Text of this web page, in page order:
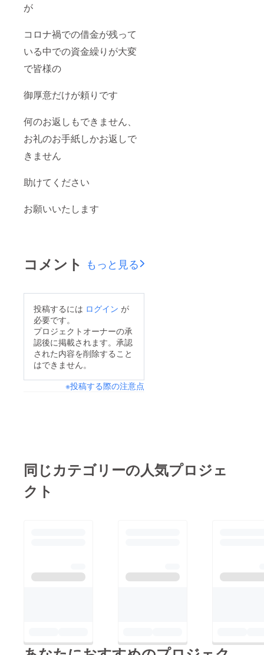
が
コロナ禍での借金が残って
いる中での資金繰りが大変
で皆様の
御厚意だけが頼りです
何のお返しもできません、
お礼のお手紙しかお返しで
きません
助けてください
お願いいたします
コメント もっと見る
投稿するには ログイン が
必要です。
プロジェクトオーナーの承
認後に掲載されます。承認
された内容を削除すること
はできません。
※投稿する際の注意点
同じカテゴリーの人気プロジェ
クト